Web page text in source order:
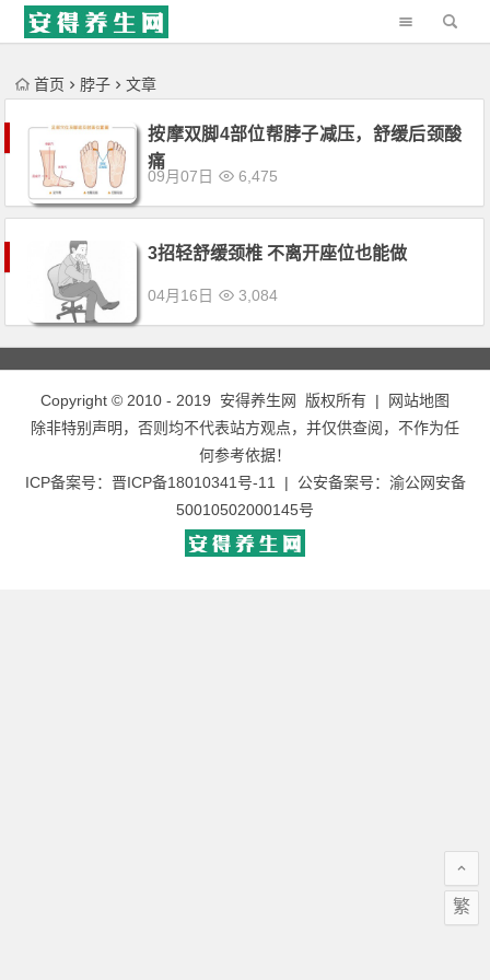
'); })();
首页 脖子 文章
按摩双脚4部位帮脖子减压，舒缓后颈酸
痛
09月07日 6,475
3招轻舒缓颈椎 不离开座位也能做
04月16日 3,084
Copyright © 2010 - 2019 安得养生网 版权所有 |
网站地图
除非特别声明，否则均不代表站方观点，并仅供查阅，不作为任
何参考依据！
ICP备案号： 晋ICP备18010341号-11 | 公安备案号： 渝公网安备
50010502000145号
繁